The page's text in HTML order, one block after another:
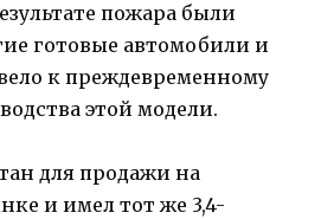
пожара были
готовые автомобили и
к преждевременному
этой модели.
для продажи на
и имел тот же 3,4-